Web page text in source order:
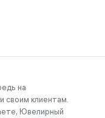
на
своим клиентам.
Ювелирный